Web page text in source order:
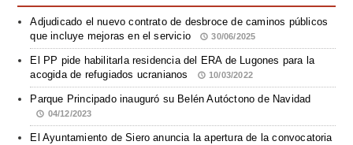
Adjudicado el nuevo contrato de desbroce de caminos públicos
que incluye mejoras en el servicio
30/06/2025
El PP pide habilitarla residencia del ERA de Lugones para la
acogida de refugiados ucranianos
10/03/2022
Parque Principado inauguró su Belén Autóctono de Navidad
04/12/2023
El Ayuntamiento de Siero anuncia la apertura de la convocatoria